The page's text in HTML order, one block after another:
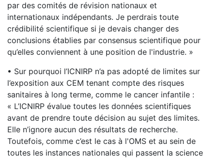
par des comités de révision nationaux et
internationaux indépendants. Je perdrais toute
crédibilité scientifique si je devais changer des
conclusions établies par consensus scientifique pour
qu’elles conviennent à une position de l'industrie. »
• Sur pourquoi l’ICNIRP n’a pas adopté de limites sur
l’exposition aux CEM tenant compte des risques
sanitaires à long terme, comme le cancer infantile :
« L’ICNIRP évalue toutes les données scientifiques
avant de prendre toute décision au sujet des limites.
Elle n’ignore aucun des résultats de recherche.
Toutefois, comme c’est le cas à l'OMS et au sein de
toutes les instances nationales qui passent la science